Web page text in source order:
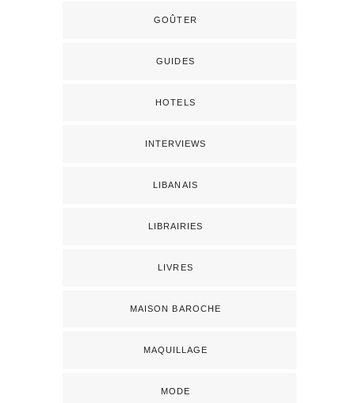
GOÛTER
GUIDES
HOTELS
INTERVIEWS
LIBANAIS
LIBRAIRIES
LIVRES
MAISON BAROCHE
MAQUILLAGE
MODE